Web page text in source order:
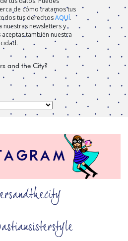
de cómo tratamos tus
tus derechosAQUÍ.
nuestras newsletters y
también nuestra
and the City?